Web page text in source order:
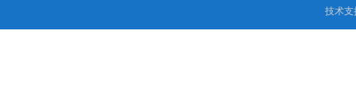
技术支